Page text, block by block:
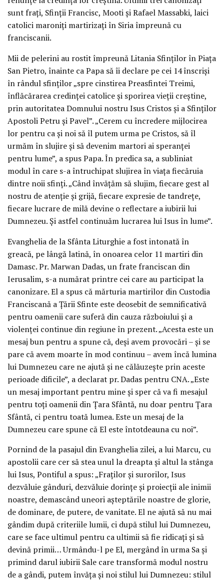
sunt frați, Sfinții Francisc, Mooti și Rafael Massabki, laici
catolici maroniți martirizați în Siria împreună cu
franciscanii.
Mii de pelerini au rostit împreună Litania Sfinților în Piața
San Pietro, înainte ca Papa să îi declare pe cei 14 înscriși
în rândul sfinților „spre cinstirea Preasfintei Treimi,
înflăcărarea credinței catolice și sporirea vieții creștine,
prin autoritatea Domnului nostru Isus Cristos și a Sfinților
Apostoli Petru și Pavel”. „Cerem cu încredere mijlocirea
lor pentru ca și noi să îl putem urma pe Cristos, să îl
urmăm în slujire și să devenim martori ai speranței
pentru lume”, a spus Papa. În predica sa, a subliniat
modul în care s-a întruchipat slujirea în viața fiecăruia
dintre noii sfinți. „Când învățăm să slujim, fiecare gest al
nostru de atenție și grijă, fiecare expresie de tandrețe,
fiecare lucrare de milă devine o reflectare a iubirii lui
Dumnezeu. Și astfel continuăm lucrarea lui Isus în lume”.
Evanghelia de la Sfânta Liturghie a fost intonată în
greacă, pe lângă latină, în onoarea celor 11 martiri din
Damasc. Pr. Marwan Dadas, un frate franciscan din
Ierusalim, s-a numărat printre cei care au participat la
canonizare. El a spus că mărturia martirilor din Custodia
Franciscană a Țării Sfinte este deosebit de semnificativă
pentru oamenii care suferă din cauza războiului și a
violenței continue din regiune în prezent. „Acesta este un
mesaj bun pentru a spune că, deși avem provocări – și se
pare că avem moarte în mod continuu – avem încă lumina
lui Dumnezeu care ne ajută și ne călăuzește prin aceste
perioade dificile”, a declarat pr. Dadas pentru CNA. „Este
un mesaj important pentru mine și sper că va fi mesajul
pentru toți oamenii din Țara Sfântă, nu doar pentru Țara
Sfântă, ci pentru toată lumea. Este un mesaj de la
Dumnezeu care spune că El este întotdeauna cu noi”.
Pornind de la pasajul din Evanghelia zilei, a lui Marcu, cu
apostolii care cer să stea unul la dreapta și altul la stânga
lui Isus, Pontiful a spus: „Fraților și surorilor, Isus
dezvăluie gânduri, dezvăluie dorințe și proiecții ale inimii
noastre, demascând uneori așteptările noastre de glorie,
de dominare, de putere, de vanitate. El ne ajută să nu mai
gândim după criteriile lumii, ci după stilul lui Dumnezeu,
care se face ultimul pentru ca ultimii să fie ridicați și să
devină primii… Urmându-l pe El, mergând în urma Sa și
primind darul iubirii Sale care transformă modul nostru
de a gândi, putem învăța și noi stilul lui Dumnezeu: stilul